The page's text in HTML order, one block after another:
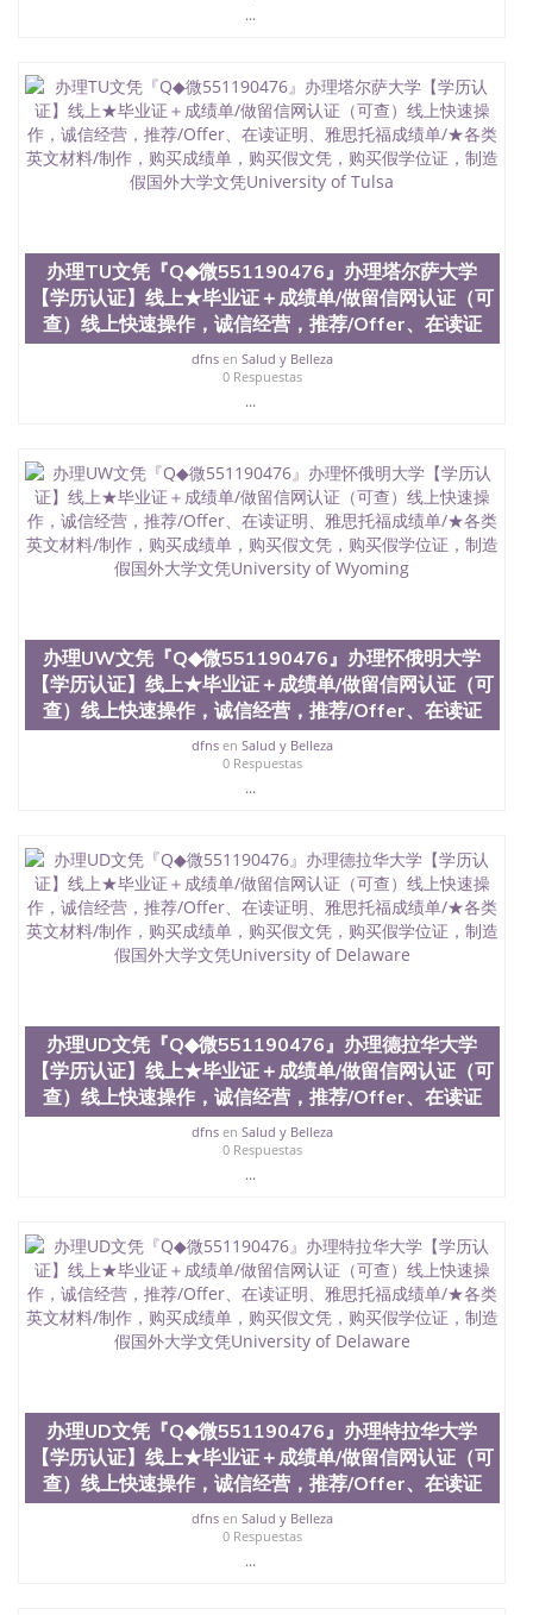
University）圣何塞州立大学（San Jose State
University）圣何塞州立大学学位证（San Jose State
University）圣何塞州立大学学位证（San Jose State
University）圣何塞州立大学学位证（San Jose State
University）圣何塞州立大学（San Jose State
University）圣何塞州立大学（San Jose State
University）圣何塞州立大学学位证（San Jose State
University）圣何塞州立大学学位证（San Jose State
University）圣何塞州立大学结业证（San Jose State
University）圣何塞州立大学结业证（San Jose State
University）圣何塞州立大学结业证（San Jose State
University）圣何塞州立大学学位证（San Jose State
Jose State University）圣何塞州立大学学历证书
（San Jose State University）澳洲读书未毕业找人做
文凭学位qq微信551190476澳洲读CQU中央昆士兰大
学学历 绩单购买学位证书/澳洲读本科硕士做文凭/购
买澳洲大学毕业证成绩单假文凭学历
offieUniversityofSouthernQueensland 澳洲读书未毕
士做文凭/购买澳洲大学毕业证成绩单假文凭学历办
理UM文凭『Q◆微551190476』办理迈阿密大学【学
历认证】线上★毕业证＋成绩单/做留信网认证（可
查）线上快速操作，诚信经营，推荐/Offer、在读证
明、雅思托福成绩单/★各类英文材料/制作，购买成
绩单，购买假文凭，购买假学位证，制造假国外大学
...
办理TU文凭『Q◆微551190476』办理塔尔萨大学
【学历认证】线上★毕业证＋成绩单/做留信网认证（可
查）线上快速操作，诚信经营，推荐/Offer、在读证
dfnsen Salud y Belleza
0 Respuestas
...
办理UW文凭『Q◆微551190476』办理怀俄明大学
【学历认证】线上★毕业证＋成绩单/做留信网认证（可
查）线上快速操作，诚信经营，推荐/Offer、在读证
dfnsen Salud y Belleza
0 Respuestas
...
办理UD文凭『Q◆微551190476』办理德拉华大学
【学历认证】线上★毕业证＋成绩单/做留信网认证（可
查）线上快速操作，诚信经营，推荐/Offer、在读证
dfnsen Salud y Belleza
0 Respuestas
...
办理UD文凭『Q◆微551190476』办理特拉华大学
【学历认证】线上★毕业证＋成绩单/做留信网认证（可
查）线上快速操作，诚信经营，推荐/Offer、在读证
dfnsen Salud y Belleza
0 Respuestas
...